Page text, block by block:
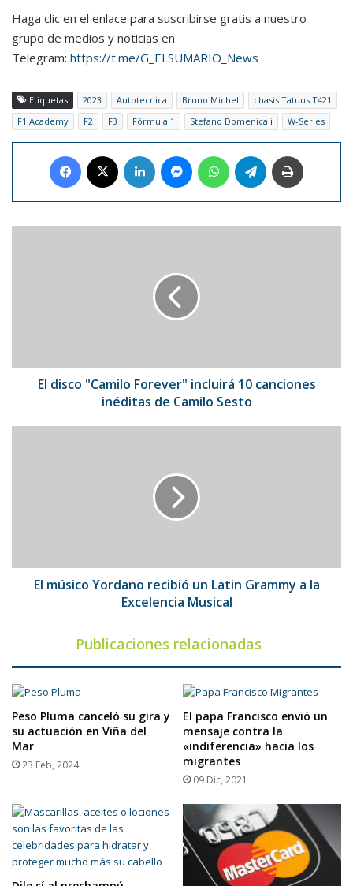
Haga clic en el enlace para suscribirse gratis a nuestro
grupo de medios y noticias en
Telegram: https://t.me/G_ELSUMARIO_News
Etiquetas 2023 Autotecnica Bruno Michel
chasis Tatuus T421
F1 Academy
F2 F3 Fórmula 1 Stefano Domenicali W-Series
Facebook LinkedIn MessengerWhatsAppTelegram
de
CamiloEl disco "Camilo Forever" incluirá 10 canciones
inéditas de Camilo Sesto
la
Excelencia
El músico Yordano recibió un Latin Grammy a la
Excelencia Musical
Publicaciones relacionadas
Peso Pluma canceló su gira y
su actuación en Viña del
Mar
23 Feb, 2024
El papa Francisco envió un
mensaje contra la
«indiferencia» hacia los
migrantes
09 Dic, 2021